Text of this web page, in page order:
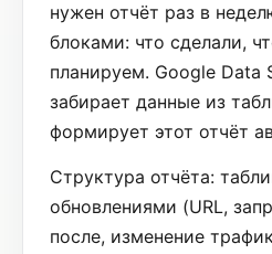
нужен отчёт раз в
блоками: что сделали,
планируем. Google Data
забирает данные из
формирует этот отчёт
Структура отчёта:
обновлениями (URL,
после, изменение